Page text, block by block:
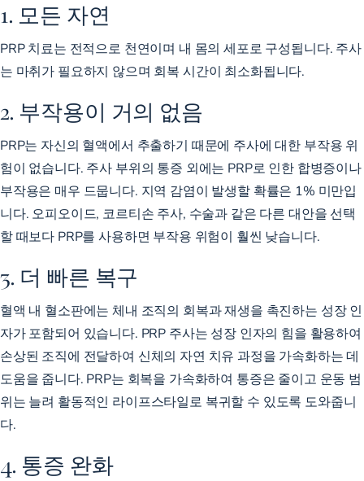
1. 모든 자연
PRP 치료는 전적으로 천연이며 내 몸의 세포로 구성됩니다. 주사
는 마취가 필요하지 않으며 회복 시간이 최소화됩니다.
2. 부작용이 거의 없음
PRP는 자신의 혈액에서 추출하기 때문에 주사에 대한 부작용 위
험이 없습니다. 주사 부위의 통증 외에는 PRP로 인한 합병증이나
부작용은 매우 드뭅니다. 지역 감염이 발생할 확률은 1% 미만입
니다. 오피오이드, 코르티손 주사, 수술과 같은 다른 대안을 선택
할 때보다 PRP를 사용하면 부작용 위험이 훨씬 낮습니다.
3. 더 빠른 복구
혈액 내 혈소판에는 체내 조직의 회복과 재생을 촉진하는 성장 인
자가 포함되어 있습니다. PRP 주사는 성장 인자의 힘을 활용하여
손상된 조직에 전달하여 신체의 자연 치유 과정을 가속화하는 데
도움을 줍니다. PRP는 회복을 가속화하여 통증은 줄이고 운동 범
위는 늘려 활동적인 라이프스타일로 복귀할 수 있도록 도와줍니
다.
4. 통증 완화